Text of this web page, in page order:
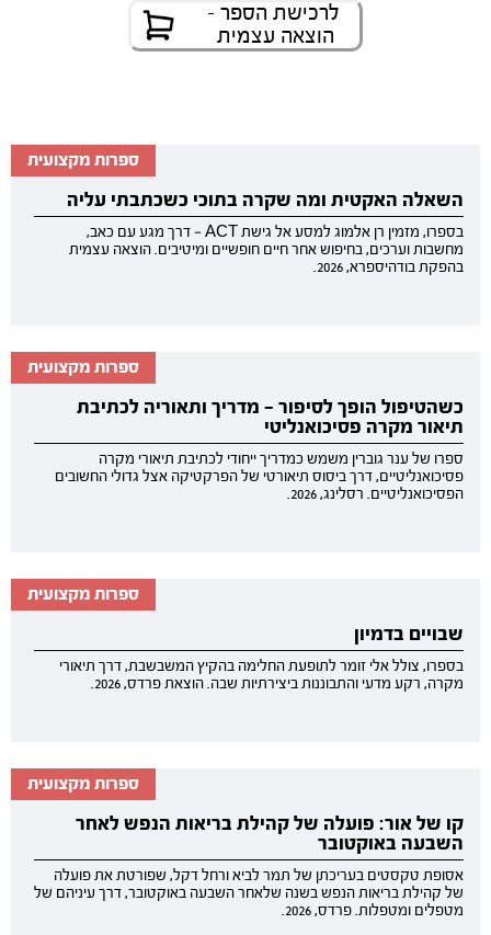
לרכישת הספר -
הוצאה עצמית
ספרות מקצועית
השאלה האקטית ומה שקרה בתוכי כשכתבתי עליה
בספרו, מזמין רן אלמוג למסע אל גישת ACT — דרך מגע עם כאב,
מחשבות וערכים, בחיפוש אחר חיים חופשיים ומיטיבים. הוצאה עצמית
בהפקת בודהיספרא, 2026.
ספרות מקצועית
כשהטיפול הופך לסיפור — מדריך ותאוריה לכתיבת
תיאור מקרה פסיכואנליטי
ספרו של ענר גוברין משמש כמדריך ייחודי לכתיבת תיאורי מקרה
פסיכואנליטיים, דרך ביסוס תיאורטי של הפרקטיקה אצל גדולי החשובים
הפסיכואנליטיים. רסלינג, 2026.
ספרות מקצועית
שבויים בדמיון
בספרו, צולל אלי זומר לתופעת החלימה בהקיץ המשבשבת, דרך תיאורי
מקרה, רקע מדעי והתבוננות ביצירתיות שבה. הוצאת פרדס, 2026.
ספרות מקצועית
קו של אור: פועלה של קהילת בריאות הנפש לאחר
השבעה באוקטובר
אסופת טקסטים בעריכתן של תמר לביא ורחל דקל, שפורטת את פועלה
של קהילת בריאות הנפש בשנה שלאחר השבעה באוקטובר, דרך עיניהם של
מטפלים ומטפלות. פרדס, 2026.